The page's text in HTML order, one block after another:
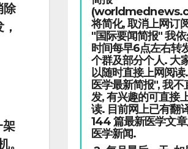
除
架
。
将简化, 取消上网订
"国际要闻简报" 我
时间每早6点左右转
个群及部分个人. 大
以随时直接上网阅
医学最新简报", 我不
发, 有兴趣的可直接
读. 目前网上已有翻
144 篇最新医学文
医学新闻.